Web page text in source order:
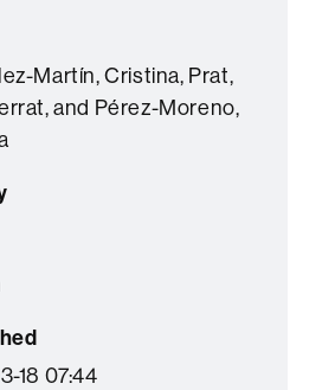
Martín, Cristina, Prat,
and Pérez-Moreno,
18 07:44